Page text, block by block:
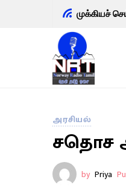
முக்கியச்
அரசியல்
சதொச
by Priya